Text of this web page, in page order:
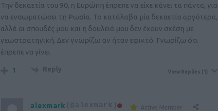
Την δεκαετία του 90, η Ευρώπη έπρεπε να είχε κάνει τα πάντα, για
να ενσωματώσει τη Ρωσία. Το κατάλαβα μία δεκαετία αργότερα,
αλλά οι σπουδές μου και η δουλειά μου δεν έχουν σχέση με
γεωστρατηγική. Δεν γνωρίζω αν ήταν εφικτό. Γνωρίζω ότι
έπρεπε να γίνει.
1 Reply View Replies (1)
alexmark (@alexmark)
Active Member